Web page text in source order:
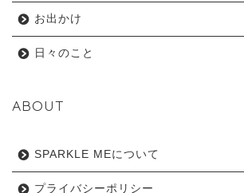
お出かけ
日々のこと
ABOUT
SPARKLE MEについて
プライバシーポリシー